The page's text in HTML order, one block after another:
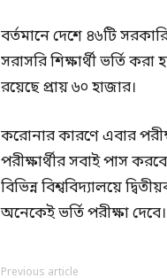
বর্তমানে দেশে ৪৬টি
সরাসরি শিক্ষার্থী ভর্তি
রয়েছে প্রায় ৬০ হাজার।
করোনার কারণে এবার
পরীক্ষার্থীর সবাই পাস
বিভিন্ন বিশ্ববিদ্যালয়ে
অনেকেই ভর্তি পরীক্ষা
Previous article